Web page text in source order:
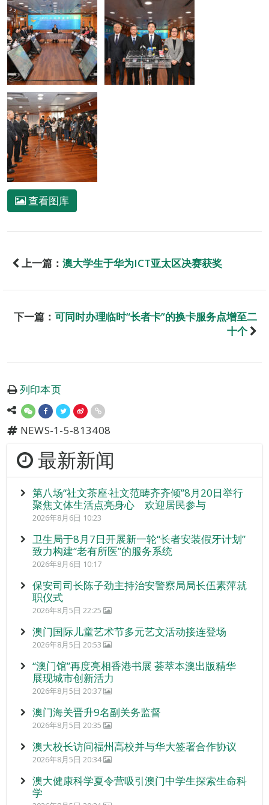
查看图库
上一篇： 澳大学生于华为ICT亚太区决赛获奖
下一篇： 可同时办理临时“长者卡”的换卡服务点增至二
十个
列印本页
NEWS-1-5-813408
最新新闻
第八场“社文茶座‧社文范畴齐齐倾”8月20日举行
聚焦文体生活点亮身心 欢迎居民参与
2026年8月6日 10:23
卫生局于8月7日开展新一轮“长者安装假牙计划”
致力构建“老有所医”的服务系统
2026年8月6日 10:17
保安司司长陈子劲主持治安警察局局长伍素萍就
职仪式
2026年8月5日 22:25
澳门国际儿童艺术节多元艺文活动接连登场
2026年8月5日 20:53
“澳门馆”再度亮相香港书展 荟萃本澳出版精华
展现城市创新活力
2026年8月5日 20:37
澳门海关晋升9名副关务监督
2026年8月5日 20:35
澳大校长访问福州高校并与华大签署合作协议
2026年8月5日 20:34
澳大健康科学夏令营吸引澳门中学生探索生命科
学